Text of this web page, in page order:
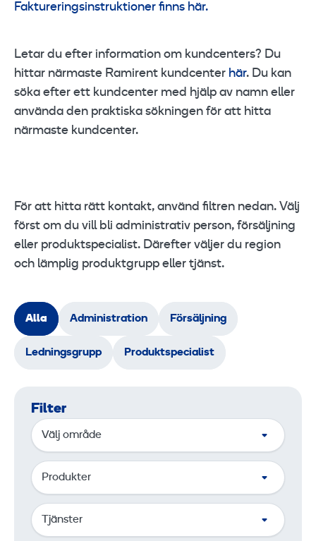
Faktureringsinstruktioner finns här.
Letar du efter information om kundcenters? Du
hittar närmaste Ramirent kundcenter här. Du kan
söka efter ett kundcenter med hjälp av namn eller
använda den praktiska sökningen för att hitta
närmaste kundcenter.
För att hitta rätt kontakt, använd filtren nedan. Välj
först om du vill bli administrativ person, försäljning
eller produktspecialist. Därefter väljer du region
och lämplig produktgrupp eller tjänst.
Alla Administration Försäljning
Ledningsgrupp Produktspecialist
Filter
Välj område
Produkter
Tjänster